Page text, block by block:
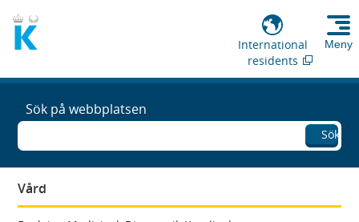
International
residents
Meny
Sök på webbplatsen
Sök
Vård